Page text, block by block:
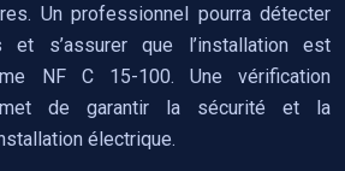
Un professionnel pourra détecter
et s’assurer que l’installation est
NF C 15-100. Une vérification
de garantir la sécurité et la
électrique.